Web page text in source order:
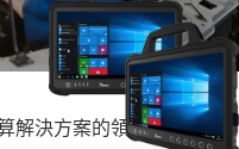
解決方案的領先供應